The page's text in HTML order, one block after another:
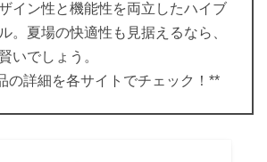
イン性と機能性を両立したハイブ
。夏場の快適性も見据えるなら、
いでしょう。
の詳細を各サイトでチェック！**